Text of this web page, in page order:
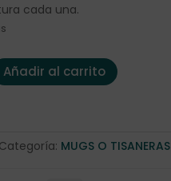
cada una.
porcelana cantidad
Añadir al carrito
Categoría: MUGS O TISANERAS